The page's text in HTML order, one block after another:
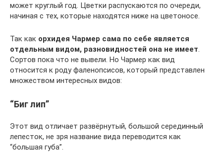
может круглый год. Цветки распускаются по очереди,
начиная с тех, которые находятся ниже на цветоносе.
Так как орхидея Чармер сама по себе является
отдельным видом, разновидностей она не имеет.
Сортов пока что не вывели. Но Чармер как вид
относится к роду фаленопсисов, который представлен
множеством интересных видов:
“Биг лип”
Этот вид отличает развёрнутый, большой серединный
лепесток, не зря название вида переводится как
“большая губа”.